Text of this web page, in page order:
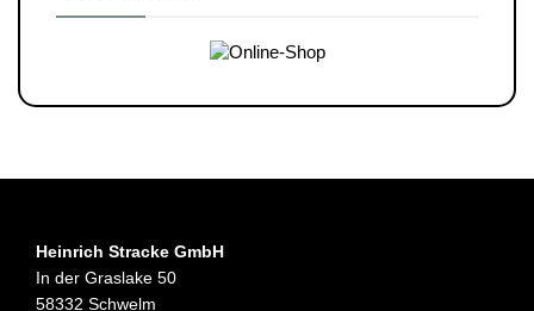
Heinrich Stracke GmbH
In der Graslake 50
58332 Schwelm